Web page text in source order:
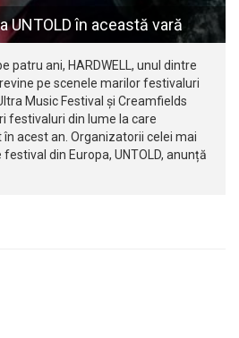
UNTOLD în această vară
patru ani, HARDWELL, unul dintre
pe scenele marilor festivaluri
Music Festival și Creamfields
festivaluri din lume la care
în acest an. Organizatorii celei mai
din Europa, UNTOLD, anunță